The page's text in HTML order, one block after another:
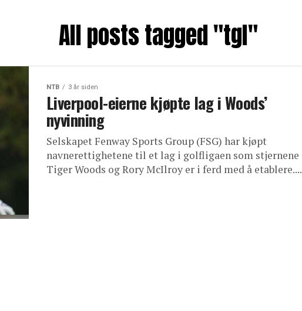
All posts tagged "tgl"
NTB 3 år siden
Liverpool-eierne kjøpte lag i Woods’
nyvinning
Selskapet Fenway Sports Group (FSG) har kjøpt
navnerettighetene til et lag i golfligaen som stjernene
Tiger Woods og Rory McIlroy er i ferd med å etablere....